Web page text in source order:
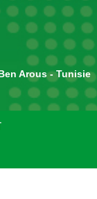
Arous - Tunisie